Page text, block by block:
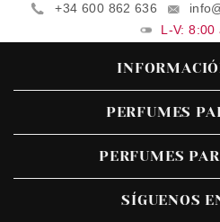
+34 600 862 636
L-V: 8:00
PERFUMES
PERFUMES
SÍGUENOS